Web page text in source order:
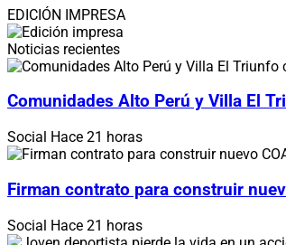
EDICIÓN IMPRESA
Noticias recientes
Comunidades Alto Perú y Villa El
Social Hace 21 horas
Firman contrato para construir
Social Hace 21 horas